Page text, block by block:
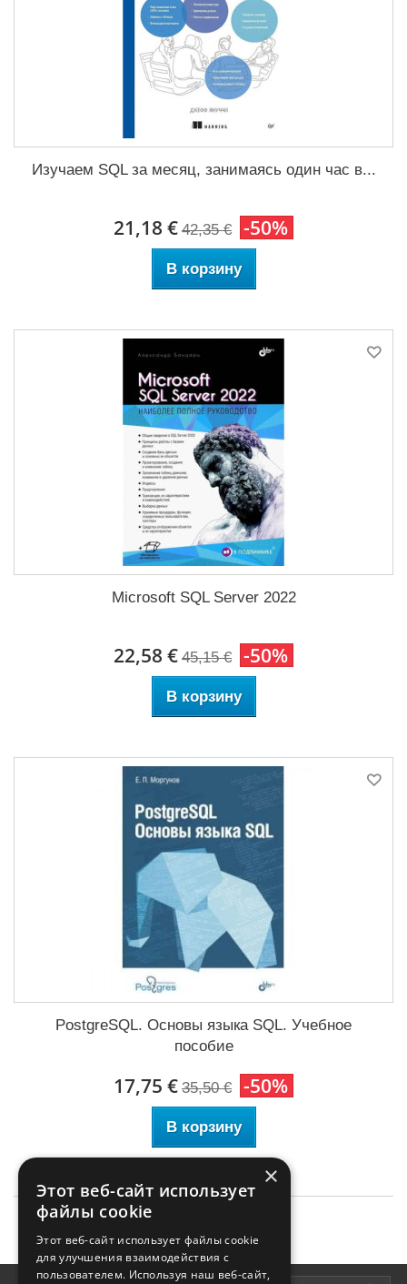
Изучаем SQL за месяц, занимаясь один час в...
21,18 € 42,35 € -50%
В корзину
Microsoft SQL Server 2022
22,58 € 45,15 € -50%
В корзину
PostgreSQL. Основы языка SQL. Учебное
пособие
17,75 € 35,50 € -50%
В корзину
×
Этот веб-сайт использует
файлы cookie
Этот веб-сайт использует файлы cookie
для улучшения взаимодействия с
пользователем. Используя наш веб-сайт,